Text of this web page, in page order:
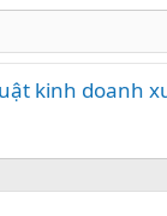
kinh doanh